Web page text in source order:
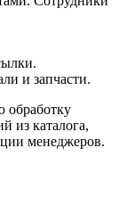
и запчасти.
обработку
из каталога,
менеджеров.